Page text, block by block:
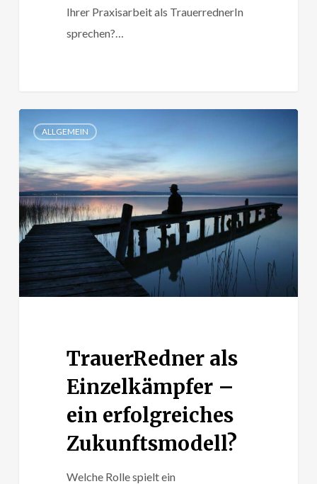
Ihrer Praxisarbeit als TrauerrednerIn
sprechen?…
als
Einzelkämpfer
–
ein
erfolgreiches
Zukunftsmodell?
ALLGEMEIN
TrauerRedner als
Einzelkämpfer –
ein erfolgreiches
Zukunftsmodell?
Welche Rolle spielt ein